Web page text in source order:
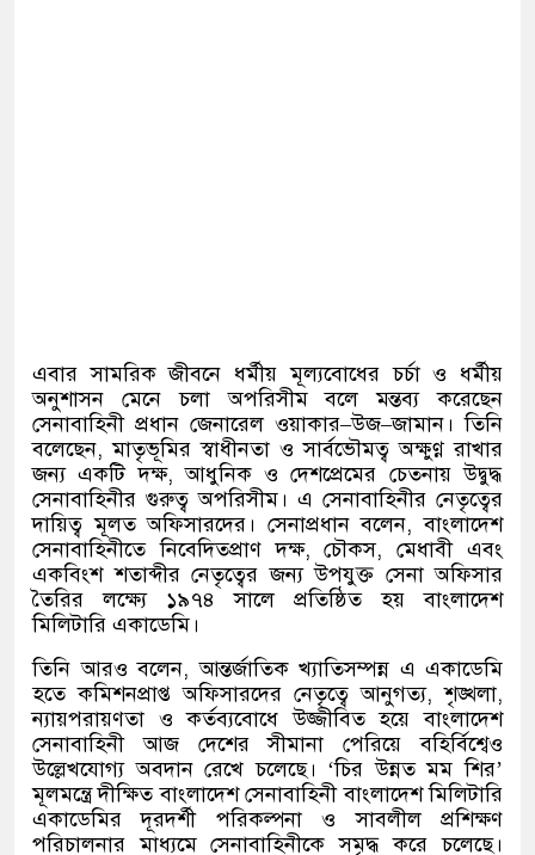
এবার সামরিক জীবনে ধর্মীয় মূল্যবোধের চর্চা ও ধর্মীয়
অনুশাসন মেনে চলা অপরিসীম বলে মন্তব্য করেছেন
সেনাবাহিনী প্রধান জেনারেল ওয়াকার–উজ–জামান। তিনি
বলেছেন,মাতৃভূমির স্বাধীনতা ও সার্বভৌমত্ব অক্ষুণ্ণ রাখার
জন্য একটি দক্ষ,আধুনিক ও দেশপ্রেমের চেতনায় উদ্বুদ্ধ
সেনাবাহিনীর গুরুত্ব অপরিসীম। এ সেনাবাহিনীর নেতৃত্বের
দায়িত্ব মূলত অফিসারদের। সেনাপ্রধান বলেন,বাংলাদেশ
সেনাবাহিনীতে নিবেদিতপ্রাণ দক্ষ,চৌকস,মেধাবী এবং
একবিংশ শতাব্দীর নেতৃত্বের জন্য উপযুক্ত সেনা অফিসার
তৈরির লক্ষ্যে ১৯৭৪ সালে প্রতিষ্ঠিত হয় বাংলাদেশ
মিলিটারি একাডেমি।
তিনি আরও বলেন,আন্তর্জাতিক খ্যাতিসম্পন্ন এ একাডেমি
হতে কমিশনপ্রাপ্ত অফিসারদের নেতৃত্বে আনুগত্য,শৃঙ্খলা,
ন্যায়পরায়ণতা ও কর্তব্যবোধে উজ্জীবিত হয়ে বাংলাদেশ
সেনাবাহিনী আজ দেশের সীমানা পেরিয়ে বহির্বিশ্বেও
উল্লেখযোগ্য অবদান রেখে চলেছে। ‘চির উন্নত মম শির’
মূলমন্ত্রে দীক্ষিত বাংলাদেশ সেনাবাহিনী বাংলাদেশ মিলিটারি
একাডেমির দূরদর্শী পরিকল্পনা ও সাবলীল প্রশিক্ষণ
পরিচালনার মাধ্যমে সেনাবাহিনীকে সমৃদ্ধ করে চলেছে।